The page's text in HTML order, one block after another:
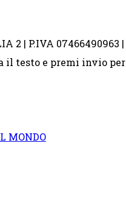
2 | P.IVA
il testo e premi invio
MONDO